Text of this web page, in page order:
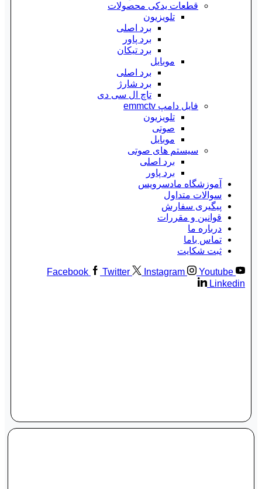
قطعات یدکی محصولات
تلویزیون
برد اصلی
برد پاور
برد تیکان
موبایل
برد اصلی
برد شارژ
تاچ ال سی دی
فایل دامپ emmctv
تلویزیون
صوتی
موبایل
سیستم های صوتی
برد اصلی
برد پاور
آموزشگاه مادسرویس
سوالات متداول
پیگیری سفارش
قوانین و مقررات
درباره ما
تماس باما
ثبت شکایت
Facebook Twitter Instagram
Youtube
Linkedin